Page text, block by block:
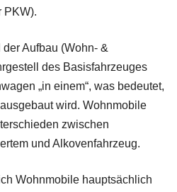
PKW).
Aufbau (Wohn- &
des Basisfahrzeuges
„in einem“, was bedeutet,
wird. Wohnmobile
zwischen
und Alkovenfahrzeug.
Wohnmobile hauptsächlich